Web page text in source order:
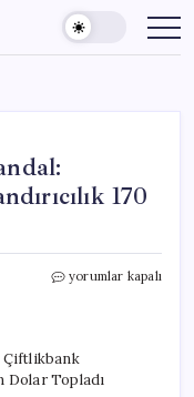
170
Amerikan
Benzeri
Dolandırıcılık
170
yorumlar kapalı